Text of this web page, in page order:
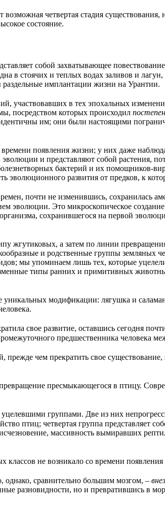
четвертая стадия
состояние.
собой захватывающее
в стоячих и теплых водах заливов и
имплантации жизни на Урантии.
участвовавших в тех эпохальных
посредством которых происходил
им; они были настоящими
появления жизни; у них даже
и представляют собой растения,
бактерий и их помощников-
развития от предков, к
почти не изменившись, сохранилась
эволюции. Это микроскопическое
сохранившегося на первой
жгутиковых, а затем по линии
и родственные группы земляных
мы упоминаем лишь тех, которые
типы ранних и примитивных
модификации: лягушка и
свое развитие, оставшись сегодня
предшественника человека
чем прекратить свое существование,
пресмыкающегося в птицу.
группами. Две из них
птиц; четвертая группа представляет
массивность вымиравших
не возникало со времени
однако, сравнительно большим мозгом, –
разновидности, но и превратившись в